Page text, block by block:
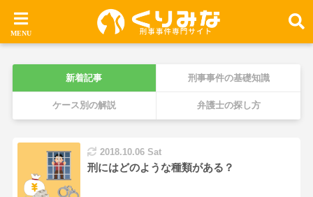
新着記事 刑事事件の基礎知識
ケース別の解説 弁護士の探し方
2018.10.06 Sat
刑にはどのような種類がある？